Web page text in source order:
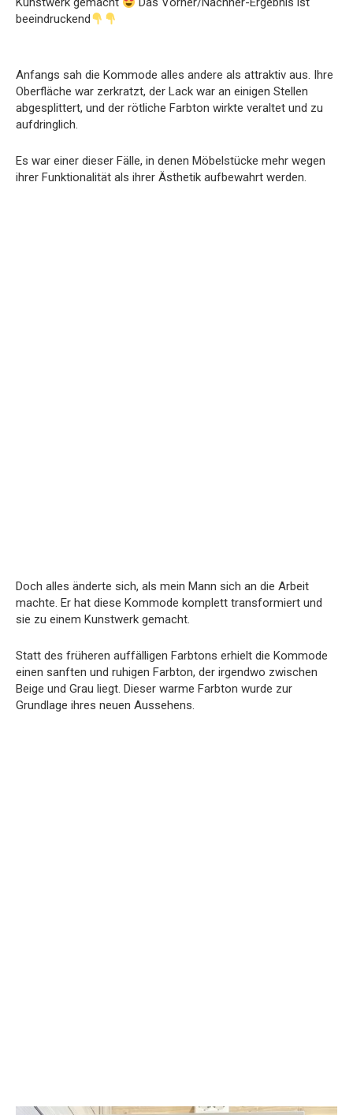
beeindruckend
Anfangs sah die Kommode alles andere als attraktiv aus. Ihre
Oberfläche war zerkratzt, der Lack war an einigen Stellen
abgesplittert, und der rötliche Farbton wirkte veraltet und zu
aufdringlich.
Es war einer dieser Fälle, in denen Möbelstücke mehr wegen
ihrer Funktionalität als ihrer Ästhetik aufbewahrt werden.
Doch alles änderte sich, als mein Mann sich an die Arbeit
machte. Er hat diese Kommode komplett transformiert und
sie zu einem Kunstwerk gemacht.
Statt des früheren auffälligen Farbtons erhielt die Kommode
einen sanften und ruhigen Farbton, der irgendwo zwischen
Beige und Grau liegt. Dieser warme Farbton wurde zur
Grundlage ihres neuen Aussehens.